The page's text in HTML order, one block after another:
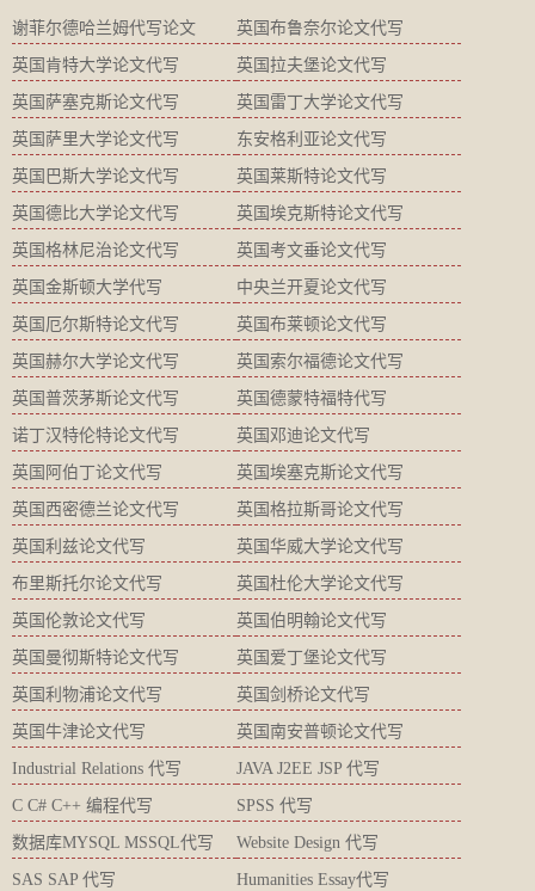
谢菲尔德哈兰姆代写论文 英国布鲁奈尔论文代写
英国肯特大学论文代写 英国拉夫堡论文代写
英国萨塞克斯论文代写 英国雷丁大学论文代写
英国萨里大学论文代写 东安格利亚论文代写
英国巴斯大学论文代写 英国莱斯特论文代写
英国德比大学论文代写 英国埃克斯特论文代写
英国格林尼治论文代写 英国考文垂论文代写
英国金斯顿大学代写 中央兰开夏论文代写
英国厄尔斯特论文代写 英国布莱顿论文代写
英国赫尔大学论文代写 英国索尔福德论文代写
英国普茨茅斯论文代写 英国德蒙特福特代写
诺丁汉特伦特论文代写 英国邓迪论文代写
英国阿伯丁论文代写 英国埃塞克斯论文代写
英国西密德兰论文代写 英国格拉斯哥论文代写
英国利兹论文代写 英国华威大学论文代写
布里斯托尔论文代写 英国杜伦大学论文代写
英国伦敦论文代写 英国伯明翰论文代写
英国曼彻斯特论文代写 英国爱丁堡论文代写
英国利物浦论文代写 英国剑桥论文代写
英国牛津论文代写 英国南安普顿论文代写
Industrial Relations 代写 JAVA J2EE JSP 代写
C C# C++ 编程代写 SPSS 代写
数据库MYSQL MSSQL代写 Website Design 代写
SAS SAP 代写 Humanities Essay代写